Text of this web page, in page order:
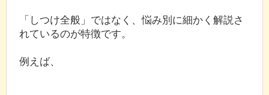
「しつけ全般」ではなく、悩み別に細かく解説さ
れているのが特徴です。
例えば、